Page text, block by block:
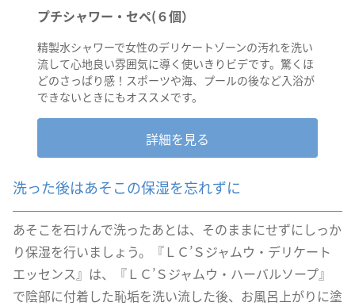
プチシャワー・セペ(６個）
精製水シャワーで女性のデリケートゾーンの汚れを洗い
流して心地良い雰囲気に導く使いきりビデです。驚くほ
どのさっぱり感！スポーツや海、プールの後など入浴が
できないときにもオススメです。
詳細を見る
洗った後はあそこの保湿を忘れずに
あそこを石けんで洗ったあとは、そのままにせずにしっか
り保湿を行いましょう。『ＬＣ’Ｓジャムウ・デリケート
エッセンス』は、『ＬＣ’Ｓジャムウ・ハーバルソープ』
で陰部に付着した恥垢を洗い流した後、お風呂上がりに塗